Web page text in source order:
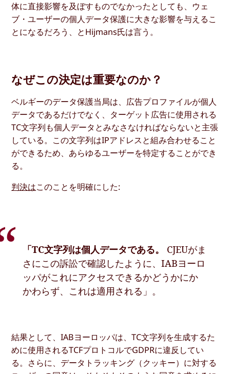
体に直接影響を及ぼすものでなかったとしても、ウェ
ブ・ユーザーの個人データ保護に大きな影響を与えるこ
とになるだろう、とHijmans氏は言う。
なぜこの決定は重要なのか？
ベルギーのデータ保護当局は、広告プロファイルが個人
データであるだけでなく、ターゲット広告に使用される
TC文字列も個人データとみなさなければならないと主張
している。この文字列はIPアドレスと組み合わせること
ができるため、あらゆるユーザーを特定することができ
る。
判決はこのことを明確にした:
「TC文字列は個人データである。
CJEUがま
さにこの訴訟で確認したように、IABヨーロ
ッパがこれにアクセスできるかどうかにか
かわらず、これは適用される」。
結果として、IABヨーロッパは、TC文字列を生成するた
めに使用されるTCFプロトコルでGDPRに違反してい
る。さらに、データトラッキング（クッキー）に対する